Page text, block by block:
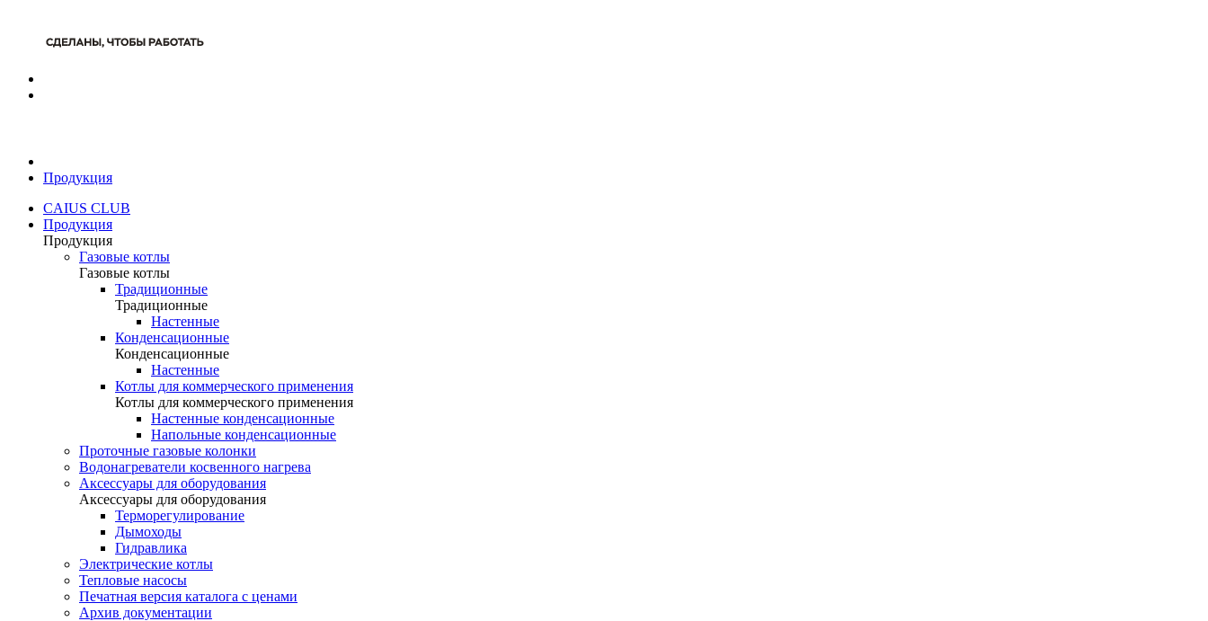
Продукция
CAIUS CLUB
Продукция
Продукция
Газовые котлы
Газовые котлы
Традиционные
Традиционные
Настенные
Конденсационные
Конденсационные
Настенные
Котлы для коммерческого применения
Котлы для коммерческого применения
Настенные конденсационные
Напольные конденсационные
Проточные газовые колонки
Водонагреватели косвенного нагрева
Аксессуары для оборудования
Аксессуары для оборудования
Терморегулирование
Дымоходы
Гидравлика
Электрические котлы
Тепловые насосы
Печатная версия каталога с ценами
Архив документации